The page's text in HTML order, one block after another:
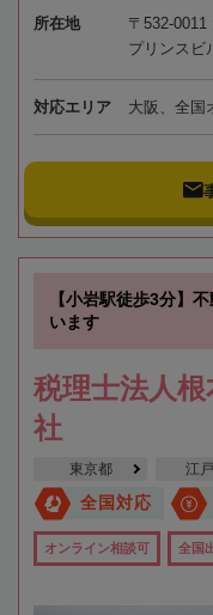
所在地
〒532-
プリンスビ
対応エリア 大阪、全国
【小岩駅徒歩3分】
います
税理士法人
社
東京都 江
全国対応
オンライン相談可 全国